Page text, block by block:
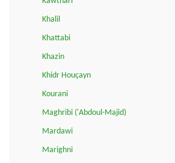
Khalil
Khattabi
Khazin
Khidr Houçayn
Kourani
Maghribi ('Abdoul-Majid)
Mardawi
Marighni